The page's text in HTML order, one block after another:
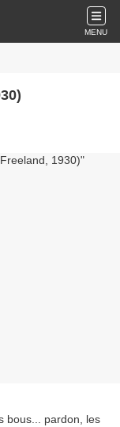
MENU
bous... pardon, les